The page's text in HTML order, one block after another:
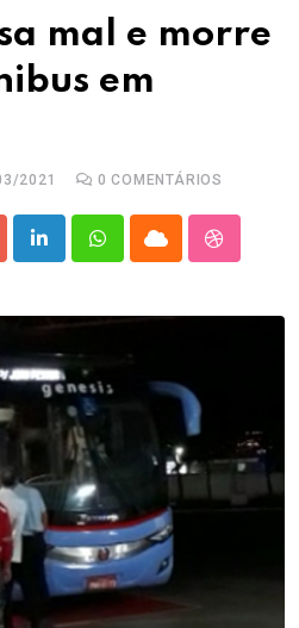
mal e morre
em
2021 0 COMENTÁRIOS
LinkedInWhatsappCloud